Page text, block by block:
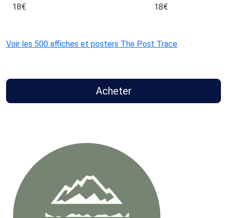
18€
18€
Voir les 500 affiches et posters The Post Trace
Acheter